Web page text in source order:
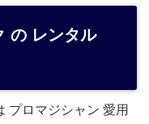
の レンタル
プロマジシャン 愛用